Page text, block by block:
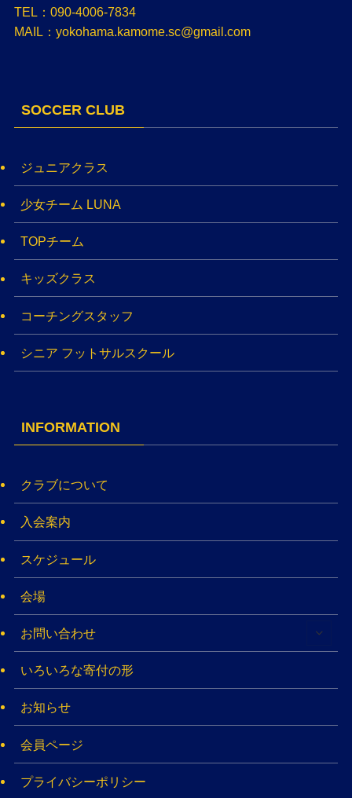
TEL：090-4006-7834
MAIL：yokohama.kamome.sc@gmail.com
SOCCER CLUB
ジュニアクラス
少女チーム LUNA
TOPチーム
キッズクラス
コーチングスタッフ
シニア フットサルスクール
INFORMATION
クラブについて
入会案内
スケジュール
会場
お問い合わせ
いろいろな寄付の形
お知らせ
会員ページ
プライバシーポリシー